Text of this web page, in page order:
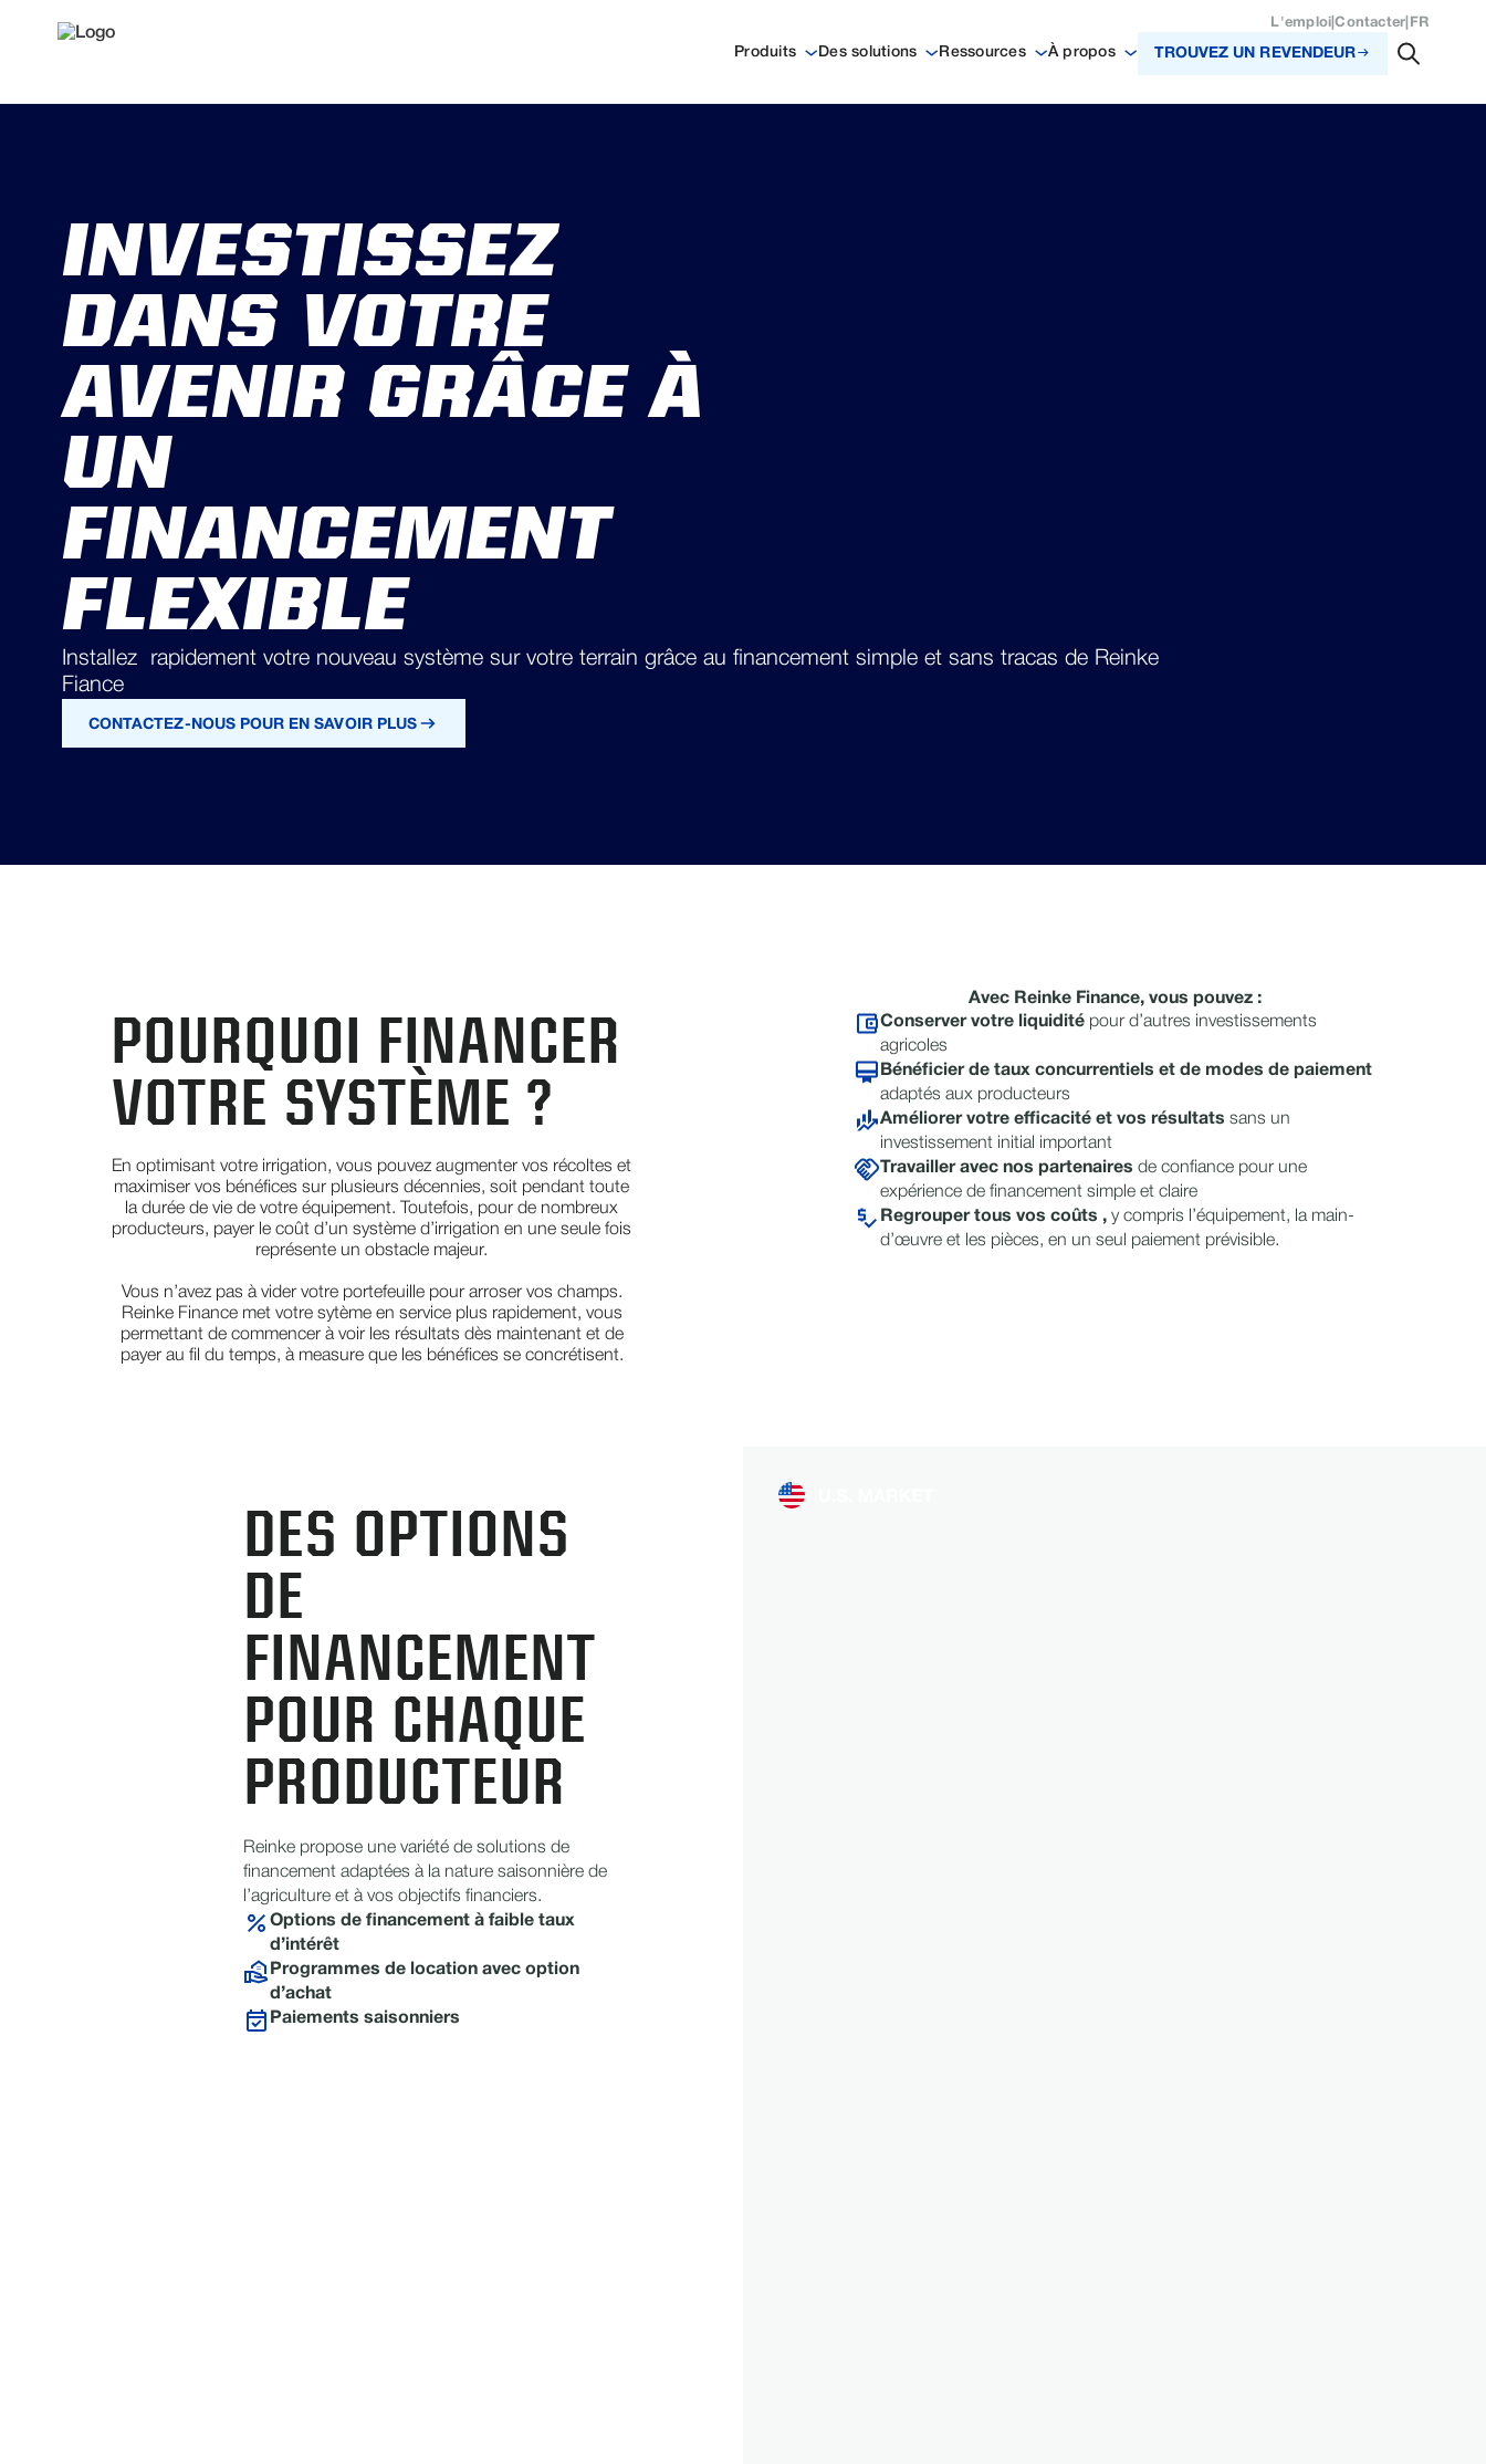
L'emploi |Contacter FR
Produits Des solutions Ressources À propos TROUVEZ UN REVENDEUR
INVESTISSEZ
DANS VOTRE
AVENIR GRÂCE À
UN
FINANCEMENT
FLEXIBLE
Installez rapidement votre nouveau système sur votre terrain grâce au financement simple et sans tracas de Reinke
Fiance
CONTACTEZ-NOUS POUR EN SAVOIR PLUS
POURQUOI FINANCER
VOTRE SYSTÈME ?
En optimisant votre irrigation, vous pouvez augmenter vos récoltes et
maximiser vos bénéfices sur plusieurs décennies, soit pendant toute
la durée de vie de votre équipement. Toutefois, pour de nombreux
producteurs, payer le coût d’un système d’irrigation en une seule fois
représente un obstacle majeur.
Vous n’avez pas à vider votre portefeuille pour arroser vos champs.
Reinke Finance met votre sytème en service plus rapidement, vous
permettant de commencer à voir les résultats dès maintenant et de
payer au fil du temps, à measure que les bénéfices se concrétisent.
Avec Reinke Finance, vous pouvez :
Conserver votre liquidité pour d’autres investissements
agricoles
Bénéficier de taux concurrentiels et de modes de paiement
adaptés aux producteurs
Améliorer votre efficacité et vos résultats sans un
investissement initial important
Travailler avec nos partenaires de confiance pour une
expérience de financement simple et claire
Regrouper tous vos coûts , y compris l’équipement, la main-
d’œuvre et les pièces, en un seul paiement prévisible.
DES OPTIONS
DE
FINANCEMENT
POUR CHAQUE
PRODUCTEUR
Reinke propose une variété de solutions de
financement adaptées à la nature saisonnière de
l’agriculture et à vos objectifs financiers.
Options de financement à faible taux
d’intérêt
Programmes de location avec option
d’achat
Paiements saisonniers